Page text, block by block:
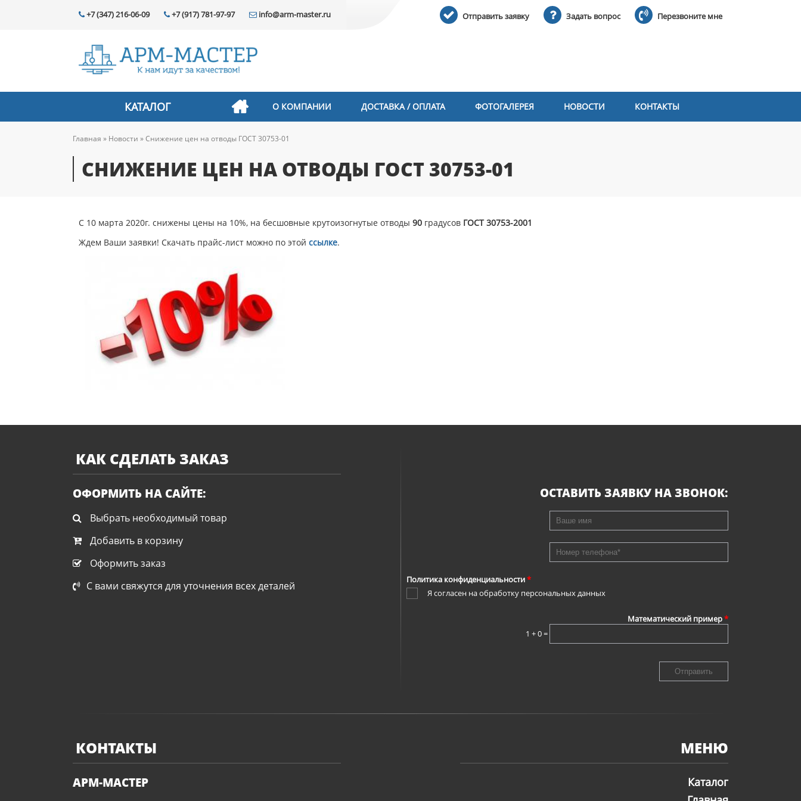
+7 (347) 216-06-09 +7 (917) 781-97-97 info@arm-master.ru Отправить заявку Задать вопрос Перезвоните мне
КАТАЛОГ О КОМПАНИИ ДОСТАВКА / ОПЛАТА ФОТОГАЛЕРЕЯ НОВОСТИ КОНТАКТЫ
Главная » Новости »Снижение цен на отводы ГОСТ 30753-01
СНИЖЕНИЕ ЦЕН НА ОТВОДЫ ГОСТ 30753-01
С 10 марта 2020г. снижены цены на 10%, на бесшовные крутоизогнутые отводы 90 градусов ГОСТ 30753-2001
Ждем Ваши заявки! Скачать прайс-лист можно по этой ссылке.
КАК СДЕЛАТЬ ЗАКАЗ
ОФОРМИТЬ НА САЙТЕ:
Выбрать необходимый товар
Добавить в корзину
Оформить заказ
С вами свяжутся для уточнения всех деталей
ОСТАВИТЬ ЗАЯВКУ НА ЗВОНОК:
Политика конфиденциальности*
Я согласен наобработку персональных данных
Математический пример*
1 + 0 =
КОНТАКТЫ
АРМ-МАСТЕР
МЕНЮ
Каталог